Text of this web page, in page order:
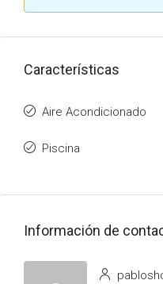
Características
Aire Acondicionado
Piscina
Información de